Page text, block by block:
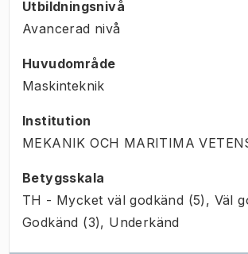
Utbildningsnivå
Avancerad nivå
Huvudområde
Maskinteknik
Institution
MEKANIK OCH MARITIMA
Betygsskala
TH - Mycket väl godkänd (5), Väl
Godkänd (3), Underkänd